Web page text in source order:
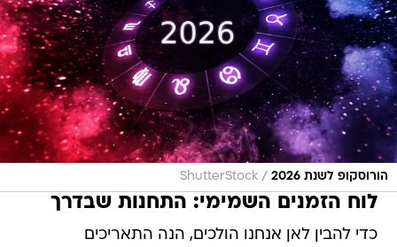
הורוסקופ לשנת 2026 /
ShutterStock
לוח הזמנים השמימי: התחנות שבדרך
כדי להבין לאן אנחנו הולכים, הנה התאריכים